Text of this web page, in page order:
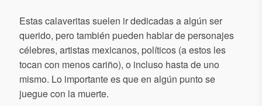
Estas calaveritas suelen ir dedicadas a algún ser
querido, pero también pueden hablar de personajes
célebres, artistas mexicanos, políticos (a estos les
tocan con menos cariño), o incluso hasta de uno
mismo. Lo importante es que en algún punto se
juegue con la muerte.